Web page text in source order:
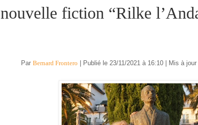
nouvelle fiction “Rilke
Par Bernard Frontero | Publié le 23/11/2021 à 16:10 | Mis à